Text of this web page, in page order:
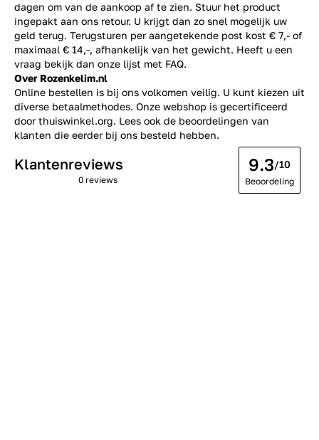
dagen om van de aankoop af te zien. Stuur het product
ingepakt aan ons retour. U krijgt dan zo snel mogelijk uw
geld terug. Terugsturen per aangetekende post kost € 7,- of
maximaal € 14,-, afhankelijk van het gewicht. Heeft u een
vraag bekijk dan onze lijst met FAQ.
Over Rozenkelim.nl
Online bestellen is bij ons volkomen veilig. U kunt kiezen uit
diverse betaalmethodes. Onze webshop is gecertificeerd
door thuiswinkel.org. Lees ook de beoordelingen van
klanten die eerder bij ons besteld hebben.
Klantenreviews
0 reviews
9.3/10
Beoordeling